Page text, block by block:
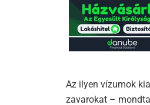
Az ilyen vízumok
zavarokat –